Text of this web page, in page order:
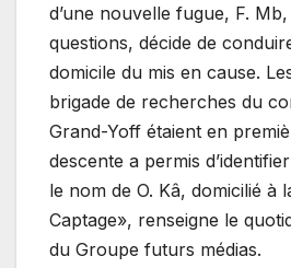
d’une nouvelle fugue, F.
questions, décide de
domicile du mis en cause.
brigade de recherches du
Grand-Yoff étaient en
descente a permis
le nom de O. Kâ, domicilié à
Captage», renseigne le
du Groupe futurs médias.